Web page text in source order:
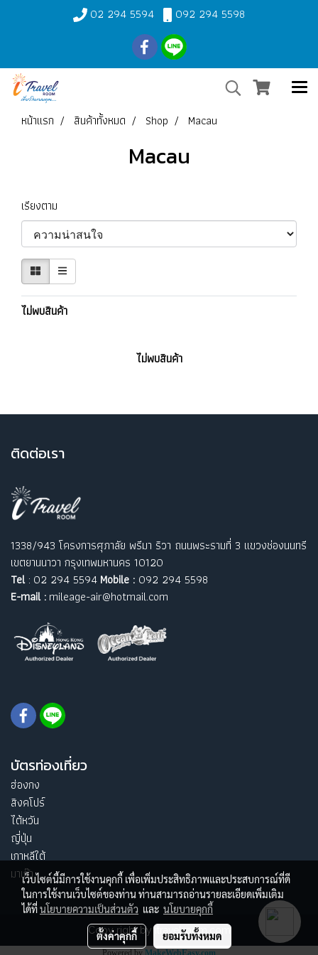
02 294 5594 092 294 5598
หน้าแรก สินค้าทั้งหมด Shop Macau
Macau
เรียงตาม
ไม่พบสินค้า
ไม่พบสินค้า
ติดต่อเรา
1338/943 โครงการศุภาลัย พรีมา ริวา ถนนพระรามที่ 3 แขวงช่องนนทรี
เขตยานนาวา กรุงเทพมหานคร 10120
Tel: 02 294 5594 Mobile : 092 294 5598
E-mail : mileage-air@hotmail.com
บัตรท่องเที่ยว
ฮ่องกง
สิงคโปร์
ไต้หวัน
ญี่ปุ่น
เกาหลีใต้
มาเก๊า
Copy right by itravelroom.com
เว็บไซต์นี้มีการใช้งานคุกกี้ เพื่อเพิ่มประสิทธิภาพและประสบการณ์ที่ดี
ในการใช้งานเว็บไซต์ของท่าน ท่านสามารถอ่านรายละเอียดเพิ่มเติม
ได้ที่นโยบายความเป็นส่วนตัว และ นโยบายคุกกี้
ตั้งค่าคุกกี้ ยอมรับทั้งหมด